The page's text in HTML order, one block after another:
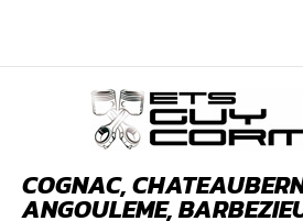
COGNAC,
ANGOULEME,